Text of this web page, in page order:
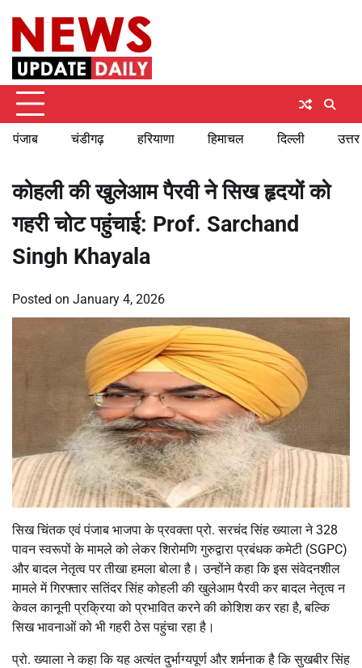
content
पंजाब चंडीगढ़ हरियाणा हिमाचल दिल्ली
कोहली की खुलेआम पैरवी ने सिख हृदयों को
गहरी चोट पहुंचाई: Prof. Sarchand
Singh Khayala
Posted on January 4, 2026
सिख चिंतक एवं पंजाब भाजपा के प्रवक्ता प्रो. सरचंद सिंह ख्याला ने 328
पावन स्वरूपों के मामले को लेकर शिरोमणि गुरुद्वारा प्रबंधक कमेटी (SGPC)
और बादल नेतृत्व पर तीखा हमला बोला है। उन्होंने कहा कि इस संवेदनशील
मामले में गिरफ्तार सतिंदर सिंह कोहली की खुलेआम पैरवी कर बादल नेतृत्व न
केवल कानूनी प्रक्रिया को प्रभावित करने की कोशिश कर रहा है, बल्कि
सिख भावनाओं को भी गहरी ठेस पहुंचा रहा है।
प्रो. ख्याला ने कहा कि यह अत्यंत दुर्भाग्यपूर्ण और शर्मनाक है कि सुखबीर सिंह